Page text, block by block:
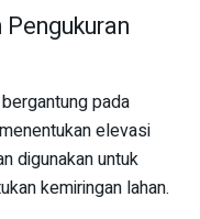
pada
elevasi
digunakan untuk
kemiringan lahan.